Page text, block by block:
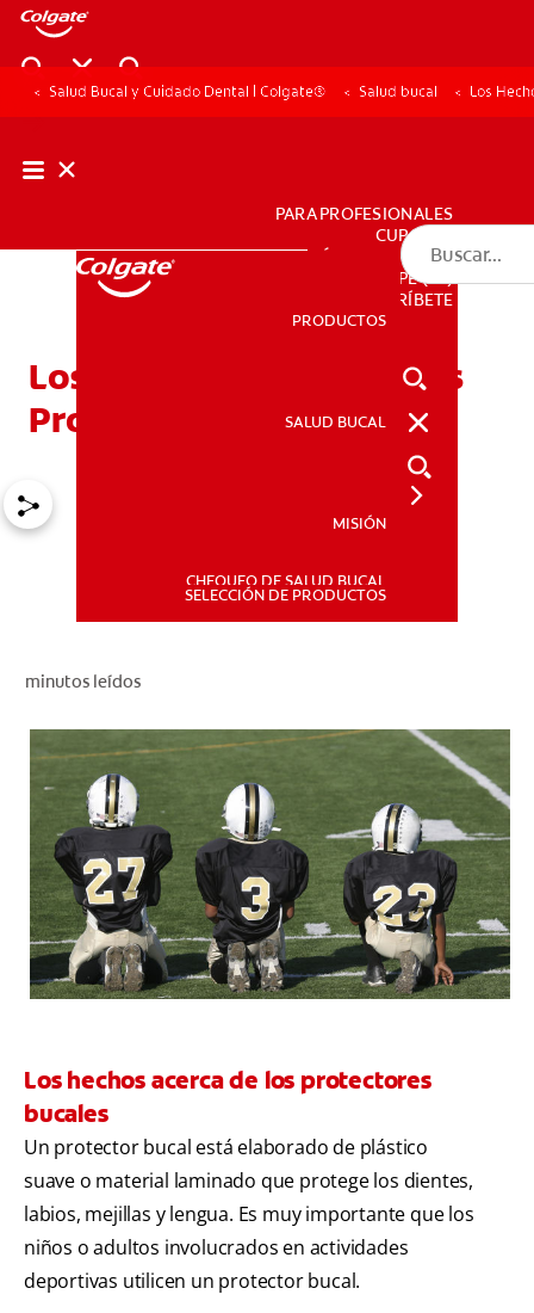
PRODUCTOS
PARA PROFESIONALES
CUPONES
DÓNDE COMPRAR
PE (ES)
PARA PROFESIONALES
CUPONES
DÓNDE COMPRAR
PE (ES)
SUSCRÍBETE
PRODUCTOS
SALUD BUCAL
MISIÓN
CHEQUEO DE SALUD BUCAL
SELECCIÓN DE PRODUCTOS
Salud Bucal y Cuidado Dental | Colgate® Salud bucal Los
Los Hechos Acerca De Los
Protectores Bucales
minutos leídos
Los hechos acerca de los protectores
bucales
Un protector bucal está elaborado de plástico
suave o material laminado que protege los dientes,
labios, mejillas y lengua. Es muy importante que los
niños o adultos involucrados en actividades
deportivas utilicen un protector bucal.